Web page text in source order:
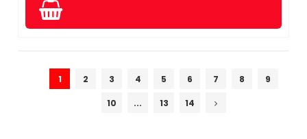
1 2 3 4 5 6 7 8 9
10 ... 13 14